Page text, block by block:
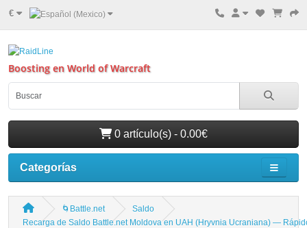
€
Boosting en World of Warcraft
0 artículo(s) - 0.00€
Categorías
🌀Battle.net
Saldo
Recarga de Saldo Battle.net Moldova en UAH (Hryvnia Ucraniana) —